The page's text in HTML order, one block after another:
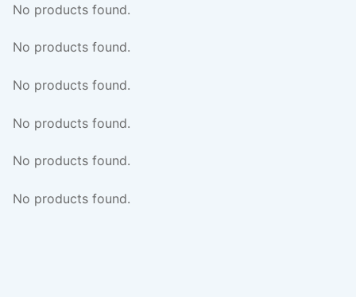
No products found.
No products found.
No products found.
No products found.
No products found.
No products found.